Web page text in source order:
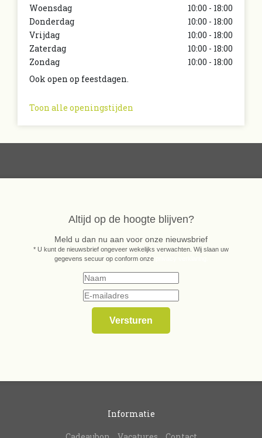
Woensdag
10:00 - 18:00
Donderdag
10:00 - 18:00
Vrijdag
10:00 - 18:00
Zaterdag
10:00 - 18:00
Zondag
10:00 - 18:00
Ook open op feestdagen.
Toon alle openingstijden
Altijd op de hoogte blijven?
Meld u dan nu aan voor onze nieuwsbrief
* U kunt de nieuwsbrief ongeveer wekelijks verwachten. Wij slaan uw
gegevens secuur op conform onze
Informatie